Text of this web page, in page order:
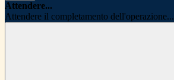
Attendere...
Attendere il completamento dell'operazione...